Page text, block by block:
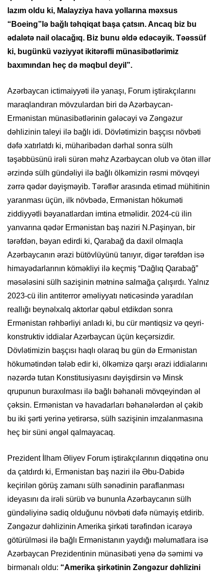
lazım oldu ki, Malayziya hava yollarına məxsus
“Boeing”lə bağlı təhqiqat başa çatsın. Ancaq biz bu
ədalətə nail olacağıq. Biz bunu əldə edəcəyik. Təəssüf
ki, bugünkü vəziyyət ikitərəfli münasibətlərimiz
baxımından heç də məqbul deyil”.
Azərbaycan ictimaiyyəti ilə yanaşı, Forum iştirakçılarını
maraqlandıran mövzulardan biri də Azərbaycan-
Ermənistan münasibətlərinin gələcəyi və Zəngəzur
dəhlizinin taleyi ilə bağlı idi. Dövlətimizin başçısı növbəti
dəfə xatırlatdı ki, müharibədən dərhal sonra sülh
təşəbbüsünü irəli sürən məhz Azərbaycan olub və ötən illər
ərzində sülh gündəliyi ilə bağlı ölkəmizin rəsmi mövqeyi
zərrə qədər dəyişməyib. Tərəflər arasında etimad mühitinin
yaranması üçün, ilk növbədə, Ermənistan hökuməti
ziddiyyətli bəyanatlardan imtina etməlidir. 2024-cü ilin
yanvarına qədər Ermənistan baş naziri N.Paşinyan, bir
tərəfdən, bəyan edirdi ki, Qarabağ da daxil olmaqla
Azərbaycanın ərazi bütövlüyünü tanıyır, digər tərəfdən isə
himayədarlarının köməkliyi ilə keçmiş “Dağlıq Qarabağ”
məsələsini sülh sazişinin mətninə salmağa çalışırdı. Yalnız
2023-cü ilin antiterror əməliyyatı nəticəsində yaradılan
reallığı beynəlxalq aktorlar qəbul etdikdən sonra
Ermənistan rəhbərliyi anladı ki, bu cür məntiqsiz və qeyri-
konstruktiv iddialar Azərbaycan üçün keçərsizdir.
Dövlətimizin başçısı haqlı olaraq bu gün də Ermənistan
hökumətindən tələb edir ki, ölkəmizə qarşı ərazi iddialarını
nəzərdə tutan Konstitusiyasını dəyişdirsin və Minsk
qrupunun buraxılması ilə bağlı bəhanəli mövqeyindən əl
çəksin. Ermənistan və havadarları bəhanələrdən əl çəkib
bu iki şərti yerinə yetirərsə, sülh sazişinin imzalanmasına
heç bir süni əngəl qalmayacaq.
Prezident İlham Əliyev Forum iştirakçılarının diqqətinə onu
da çatdırdı ki, Ermənistan baş naziri ilə Əbu-Dabidə
keçirilən görüş zamanı sülh sənədinin paraflanması
ideyasını da irəli sürüb və bununla Azərbaycanın sülh
gündəliyinə sadiq olduğunu növbəti dəfə nümayiş etdirib.
Zəngəzur dəhlizinin Amerika şirkəti tərəfindən icarəyə
götürülməsi ilə bağlı Ermənistanın yaydığı məlumatlara isə
Azərbaycan Prezidentinin münasibəti yenə də səmimi və
birmənalı oldu: “Amerika şirkətinin Zəngəzur dəhlizini